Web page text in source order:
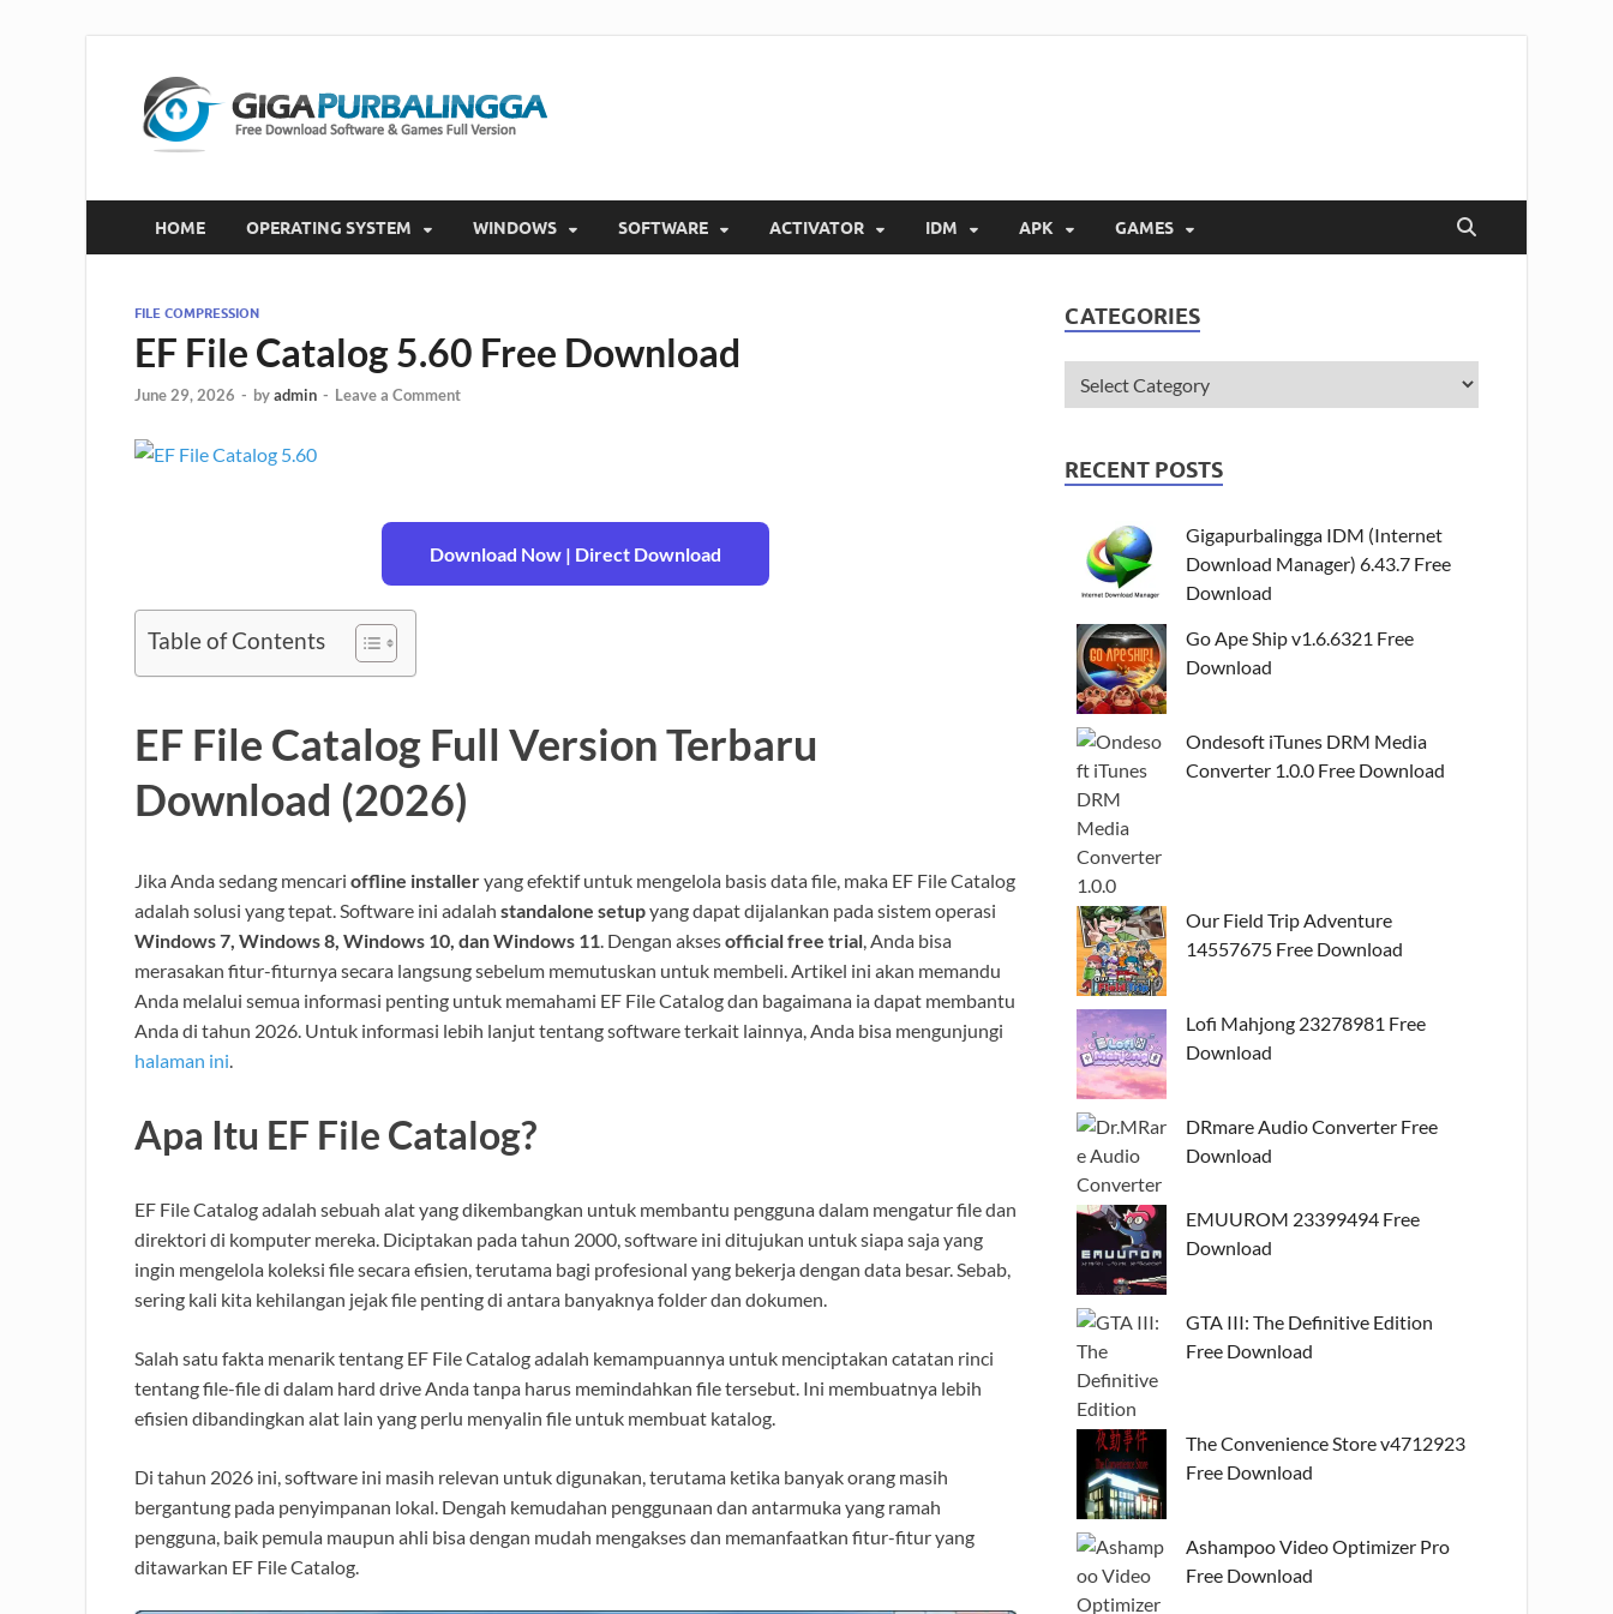
HOME OPERATING SYSTEM WINDOWS SOFTWARE ACTIVATOR IDM APK GAMES
FILE COMPRESSION
EF File Catalog 5.60 Free Download
June 29, 2026 - byadmin - Leave a Comment
Download Now | Direct Download
Table of Contents
EF File Catalog Full Version Terbaru
Download (2026)
Jika Anda sedang mencari offline installeryang efektif untuk mengelola basis data file, maka EF File Catalog
adalah solusi yang tepat. Software ini adalah standalone setupyang dapat dijalankan pada sistem operasi
Windows 7, Windows 8, Windows 10, dan Windows 11. Dengan aksesofficial free trial, Anda bisa
merasakan fitur-fiturnya secara langsung sebelum memutuskan untuk membeli. Artikel ini akan memandu
Anda melalui semua informasi penting untuk memahami EF File Catalog dan bagaimana ia dapat membantu
Anda di tahun 2026. Untuk informasi lebih lanjut tentang software terkait lainnya, Anda bisa mengunjungi
halaman ini.
Apa Itu EF File Catalog?
EF File Catalog adalah sebuah alat yang dikembangkan untuk membantu pengguna dalam mengatur file dan
direktori di komputer mereka. Diciptakan pada tahun 2000, software ini ditujukan untuk siapa saja yang
ingin mengelola koleksi file secara efisien, terutama bagi profesional yang bekerja dengan data besar. Sebab,
sering kali kita kehilangan jejak file penting di antara banyaknya folder dan dokumen.
Salah satu fakta menarik tentang EF File Catalog adalah kemampuannya untuk menciptakan catatan rinci
tentang file-file di dalam hard drive Anda tanpa harus memindahkan file tersebut. Ini membuatnya lebih
efisien dibandingkan alat lain yang perlu menyalin file untuk membuat katalog.
Di tahun 2026 ini, software ini masih relevan untuk digunakan, terutama ketika banyak orang masih
bergantung pada penyimpanan lokal. Dengah kemudahan penggunaan dan antarmuka yang ramah
pengguna, baik pemula maupun ahli bisa dengan mudah mengakses dan memanfaatkan fitur-fitur yang
ditawarkan EF File Catalog.
CATEGORIES
RECENT POSTS
Gigapurbalingga IDM (Internet
Download Manager) 6.43.7 Free
Download
Go Ape Ship v1.6.6321 Free
Download
Ondesoft iTunes DRM Media
Converter 1.0.0 Free Download
Our Field Trip Adventure
14557675 Free Download
Lofi Mahjong 23278981 Free
Download
DRmare Audio Converter Free
Download
EMUUROM 23399494 Free
Download
GTA III: The Definitive Edition
Free Download
The Convenience Store v4712923
Free Download
Ashampoo Video Optimizer Pro
Free Download